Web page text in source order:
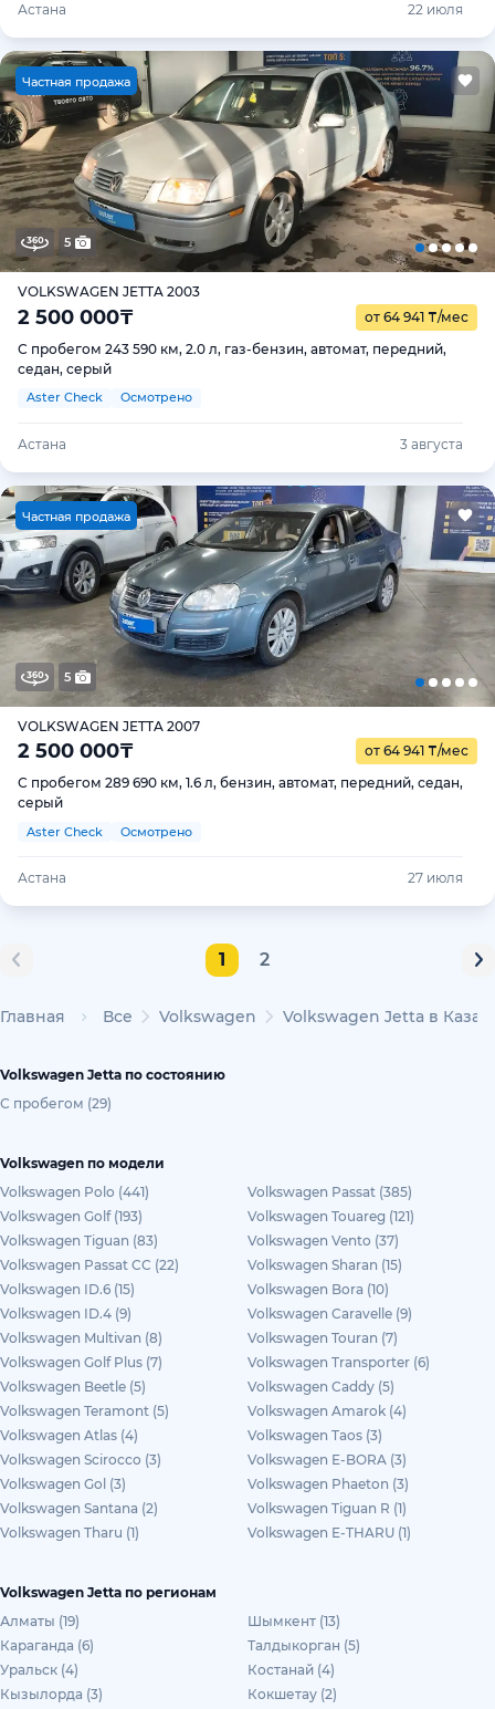
Астана 22 июля
Частная продажа
5
VOLKSWAGEN JETTA 2003
2 500 000₸ от 64 941 ₸/мес
С пробегом 243 590 км, 2.0 л, газ-бензин, автомат, передний,
седан, серый
Aster Check Осмотрено
Астана 3 августа
Частная продажа
5
VOLKSWAGEN JETTA 2007
2 500 000₸ от 64 941 ₸/мес
С пробегом 289 690 км, 1.6 л, бензин, автомат, передний, седан,
серый
Aster Check Осмотрено
Астана 27 июля
1 2
Главная Все Volkswagen Volkswagen Jetta в
Volkswagen Jetta по состоянию
С пробегом (29)
Volkswagen по модели
Volkswagen Polo (441)
Volkswagen Passat (385)
Volkswagen Golf (193)
Volkswagen Touareg (121)
Volkswagen Tiguan (83)
Volkswagen Vento (37)
Volkswagen Passat CC (22)
Volkswagen Sharan (15)
Volkswagen ID.6 (15)
Volkswagen Bora (10)
Volkswagen ID.4 (9)
Volkswagen Caravelle (9)
Volkswagen Multivan (8)
Volkswagen Touran (7)
Volkswagen Golf Plus (7)
Volkswagen Transporter (6)
Volkswagen Beetle (5)
Volkswagen Caddy (5)
Volkswagen Teramont (5)
Volkswagen Amarok (4)
Volkswagen Atlas (4)
Volkswagen Taos (3)
Volkswagen Scirocco (3)
Volkswagen E-BORA (3)
Volkswagen Gol (3)
Volkswagen Phaeton (3)
Volkswagen Santana (2)
Volkswagen Tiguan R (1)
Volkswagen Tharu (1)
Volkswagen E-THARU (1)
Volkswagen Jetta по регионам
Алматы (19)
Шымкент (13)
Караганда (6)
Талдыкорган (5)
Уральск (4)
Костанай (4)
Кызылорда (3)
Кокшетау (2)